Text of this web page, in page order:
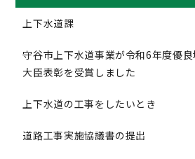
上下水道課
守谷市上下水道事業が令和6年度優
大臣表彰を受賞しました
上下水道の工事をしたいとき
道路工事実施協議書の提出